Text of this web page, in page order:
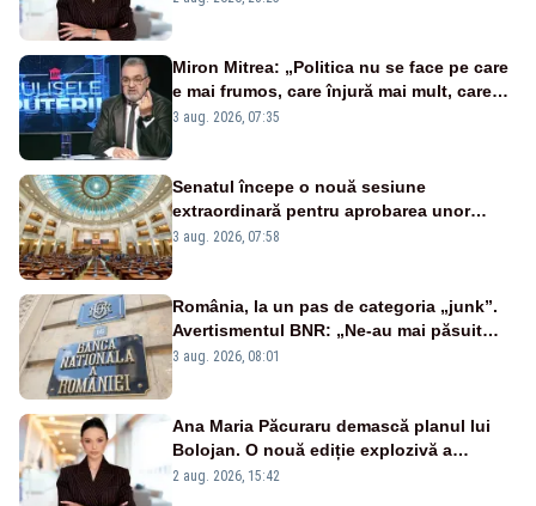
Miron Mitrea: „Politica nu se face pe care
e mai frumos, care înjură mai mult, care
țipă mai tare, ci pe proiecte”
3 aug. 2026, 07:35
Senatul începe o nouă sesiune
extraordinară pentru aprobarea unor
jaloane din PNRR
3 aug. 2026, 07:58
România, la un pas de categoria „junk”.
Avertismentul BNR: „Ne-au mai păsuit
pentru câteva luni”
3 aug. 2026, 08:01
Ana Maria Păcuraru demască planul lui
Bolojan. O nouă ediție explozivă a
emisiunii „Miza Zilei” la Realitatea PLUS
2 aug. 2026, 15:42